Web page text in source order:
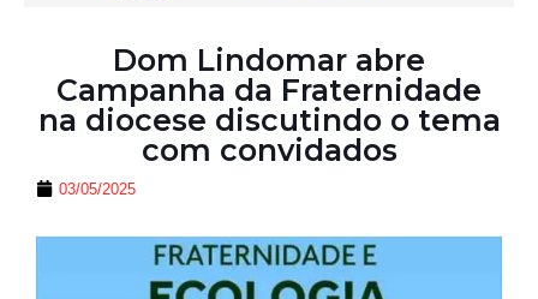
Dom Lindomar abre
Campanha da Fraternidade
na diocese discutindo o tema
com convidados
03/05/2025